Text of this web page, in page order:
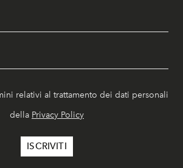
relativi al trattamento dei dati personali
della Privacy Policy